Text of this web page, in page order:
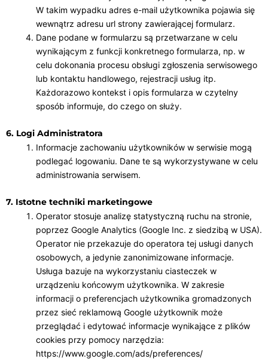
W takim wypadku adres e-mail użytkownika pojawia się
wewnątrz adresu url strony zawierającej formularz.
Dane podane w formularzu są przetwarzane w celu
wynikającym z funkcji konkretnego formularza, np. w
celu dokonania procesu obsługi zgłoszenia serwisowego
lub kontaktu handlowego, rejestracji usług itp.
Każdorazowo kontekst i opis formularza w czytelny
sposób informuje, do czego on służy.
6. Logi Administratora
Informacje zachowaniu użytkowników w serwisie mogą
podlegać logowaniu. Dane te są wykorzystywane w celu
administrowania serwisem.
7. Istotne techniki marketingowe
Operator stosuje analizę statystyczną ruchu na stronie,
poprzez Google Analytics (Google Inc. z siedzibą w USA).
Operator nie przekazuje do operatora tej usługi danych
osobowych, a jedynie zanonimizowane informacje.
Usługa bazuje na wykorzystaniu ciasteczek w
urządzeniu końcowym użytkownika. W zakresie
informacji o preferencjach użytkownika gromadzonych
przez sieć reklamową Google użytkownik może
przeglądać i edytować informacje wynikające z plików
cookies przy pomocy narzędzia:
https://www.google.com/ads/preferences/